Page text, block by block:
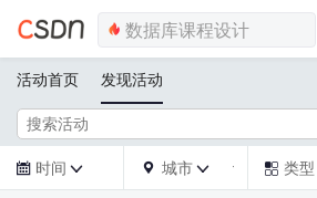
活动首页 发现活动
 时间   城市   类型